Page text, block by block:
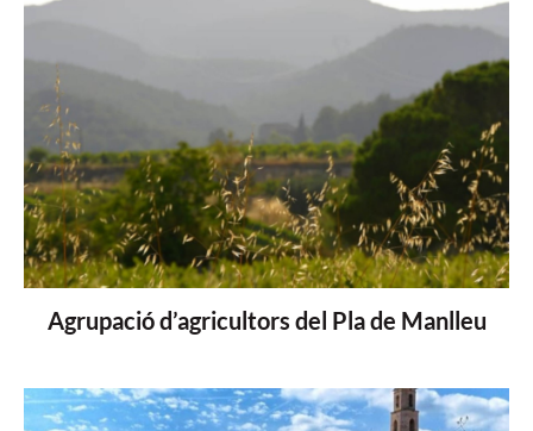
Agrupació d’agricultors del Pla de Manlleu